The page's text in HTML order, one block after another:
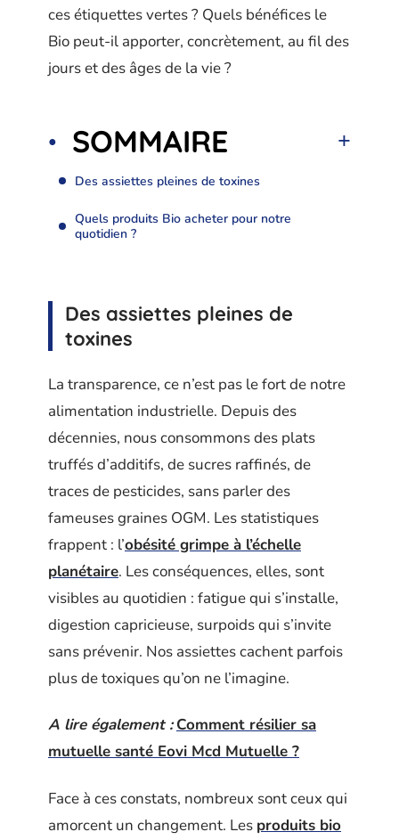
ces étiquettes vertes ? Quels bénéfices le
Bio peut-il apporter, concrètement, au fil des
jours et des âges de la vie ?
SOMMAIRE
Des assiettes pleines de toxines
Quels produits Bio acheter pour notre
quotidien ?
Des assiettes pleines de
toxines
La transparence, ce n’est pas le fort de notre
alimentation industrielle. Depuis des
décennies, nous consommons des plats
truffés d’additifs, de sucres raffinés, de
traces de pesticides, sans parler des
fameuses graines OGM. Les statistiques
frappent : l’obésité grimpe à l’échelle
planétaire. Les conséquences, elles, sont
visibles au quotidien : fatigue qui s’installe,
digestion capricieuse, surpoids qui s’invite
sans prévenir. Nos assiettes cachent parfois
plus de toxiques qu’on ne l’imagine.
A lire également : Comment résilier sa
mutuelle santé Eovi Mcd Mutuelle ?
Face à ces constats, nombreux sont ceux qui
amorcent un changement. Les produits bio